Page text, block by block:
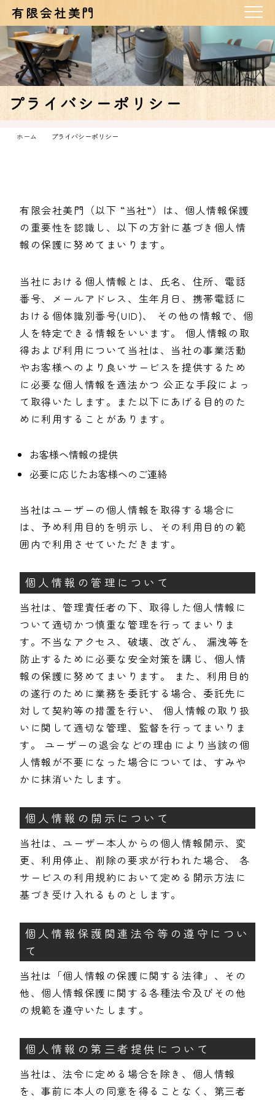
有限会社美門
プライバシーポリシー
ホーム プライバシーポリシー
有限会社美門（以下 “当社”）は、個人情報保護
の重要性を認識し、以下の方針に基づき個人情
報の保護に努めてまいります。
当社における個人情報とは、氏名、住所、電話
番号、メールアドレス、生年月日、携帯電話に
おける個体識別番号(UID)、 その他の情報で、個
人を特定できる情報をいいます。 個人情報の取
得および利用について当社は、当社の事業活動
やお客様へのより良いサービスを提供するため
に必要な個人情報を適法かつ 公正な手段によっ
て取得いたします。また以下にあげる目的のた
めに利用することがあります。
お客様へ情報の提供
必要に応じたお客様へのご連絡
当社はユーザーの個人情報を取得する場合に
は、予め利用目的を明示し、その利用目的の範
囲内で利用させていただきます。
個人情報の管理について
当社は、管理責任者の下、取得した個人情報に
ついて適切かつ慎重な管理を行ってまいりま
す。不当なアクセス、破壊、改ざん、 漏洩等を
防止するために必要な安全対策を講じ、個人情
報の保護に努めてまいります。 また、利用目的
の遂行のために業務を委託する場合、委託先に
対して契約等の措置を行い、 個人情報の取り扱
いに関して適切な管理、監督を行ってまいりま
す。 ユーザーの退会などの理由により当該の個
人情報が不要になった場合については、すみや
かに抹消いたします。
個人情報の開示について
当社は、ユーザー本人からの個人情報開示、変
更、利用停止、削除の要求が行われた場合、 各
サービスの利用規約において定める開示方法に
基づき受け入れるものとします。
個人情報保護関連法令等の遵守につい
て
当社は「個人情報の保護に関する法律」、その
他、個人情報保護に関する各種法令及びその他
の規範を遵守いたします。
個人情報の第三者提供について
当社は、法令に定める場合を除き、個人情報
を、事前に本人の同意を得ることなく、第三者